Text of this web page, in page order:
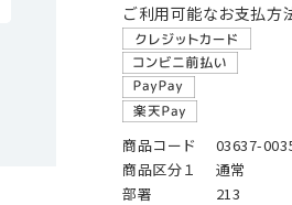
ご利用可能なお支払方
商品コード
03637-
商品区分１
通常
部署
213